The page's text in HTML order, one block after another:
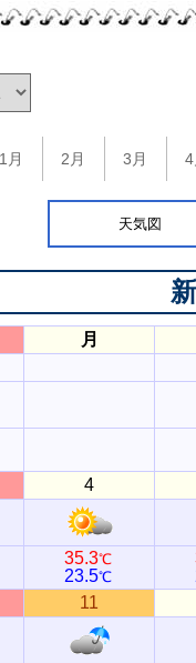
1月 2月 3月 4
天気図
月
4
35.3℃
23.5℃
11